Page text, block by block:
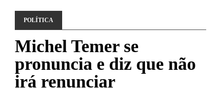
POLÍTICA
Michel Temer se
pronuncia e diz que não
irá renunciar